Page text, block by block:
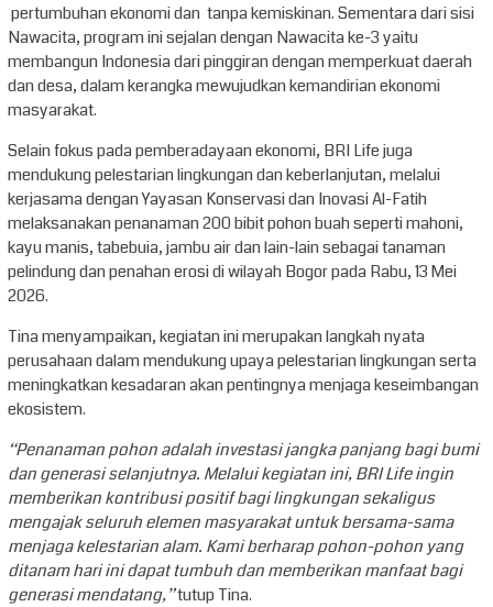
pertumbuhan ekonomi dan tanpa kemiskinan. Sementara dari sisi
Nawacita, program ini sejalan dengan Nawacita ke-3 yaitu
membangun Indonesia dari pinggiran dengan memperkuat daerah
dan desa, dalam kerangka mewujudkan kemandirian ekonomi
masyarakat.
Selain fokus pada pemberadayaan ekonomi, BRI Life juga
mendukung pelestarian lingkungan dan keberlanjutan, melalui
kerjasama dengan Yayasan Konservasi dan Inovasi Al-Fatih
melaksanakan penanaman 200 bibit pohon buah seperti mahoni,
kayu manis, tabebuia, jambu air dan lain-lain sebagai tanaman
pelindung dan penahan erosi di wilayah Bogor pada Rabu, 13 Mei
2026.
Tina menyampaikan, kegiatan ini merupakan langkah nyata
perusahaan dalam mendukung upaya pelestarian lingkungan serta
meningkatkan kesadaran akan pentingnya menjaga keseimbangan
ekosistem.
“Penanaman pohon adalah investasi jangka panjang bagi bumi
dan generasi selanjutnya. Melalui kegiatan ini, BRI Life ingin
memberikan kontribusi positif bagi lingkungan sekaligus
mengajak seluruh elemen masyarakat untuk bersama-sama
menjaga kelestarian alam. Kami berharap pohon-pohon yang
ditanam hari ini dapat tumbuh dan memberikan manfaat bagi
generasi mendatang,”tutup Tina.